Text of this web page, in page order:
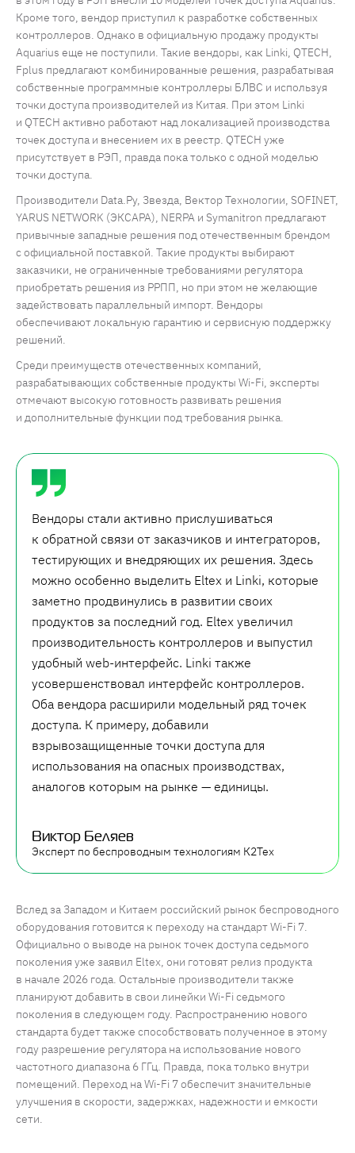
Кроме того, вендор приступил к разработке собственных
контроллеров. Однако в официальную продажу продукты
Aquarius еще не поступили. Такие вендоры, как Linki, QTECH,
Fplus предлагают комбинированные решения, разрабатывая
собственные программные контроллеры БЛВС и используя
точки доступа производителей из Китая. При этом Linki
и QTECH активно работают над локализацией производства
точек доступа и внесением их в реестр. QTECH уже
присутствует в РЭП, правда пока только с одной моделью
точки доступа.
Производители Data.Ру, Звезда, Вектор Технологии, SOFINET,
YARUS NETWORK (ЭКСАРА), NERPA и Symanitron предлагают
привычные западные решения под отечественным брендом
с официальной поставкой. Такие продукты выбирают
заказчики, не ограниченные требованиями регулятора
приобретать решения из РРПП, но при этом не желающие
задействовать параллельный импорт. Вендоры
обеспечивают локальную гарантию и сервисную поддержку
решений.
Среди преимуществ отечественных компаний,
разрабатывающих собственные продукты Wi-Fi, эксперты
отмечают высокую готовность развивать решения
и дополнительные функции под требования рынка.
Вендоры стали активно прислушиваться
к обратной связи от заказчиков и интеграторов,
тестирующих и внедряющих их решения. Здесь
можно особенно выделить Eltex и Linki, которые
заметно продвинулись в развитии своих
продуктов за последний год. Eltex увеличил
производительность контроллеров и выпустил
удобный web-интерфейс. Linki также
усовершенствовал интерфейс контроллеров.
Оба вендора расширили модельный ряд точек
доступа. К примеру, добавили
взрывозащищенные точки доступа для
использования на опасных производствах,
аналогов которым на рынке — единицы.
Виктор Беляев
Эксперт по беспроводным технологиям К2Тех
Вслед за Западом и Китаем российский рынок беспроводного
оборудования готовится к переходу на стандарт Wi-Fi 7.
Официально о выводе на рынок точек доступа седьмого
поколения уже заявил Eltex, они готовят релиз продукта
в начале 2026 года. Остальные производители также
планируют добавить в свои линейки Wi-Fi седьмого
поколения в следующем году. Распространению нового
стандарта будет также способствовать полученное в этому
году разрешение регулятора на использование нового
частотного диапазона 6 ГГц. Правда, пока только внутри
помещений. Переход на Wi-Fi 7 обеспечит значительные
улучшения в скорости, задержках, надежности и емкости
сети.